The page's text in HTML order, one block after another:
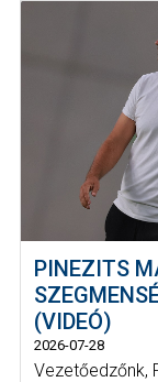
PINEZITS
(VIDEÓ)
2026-07-28
Vezetőedzőnk,